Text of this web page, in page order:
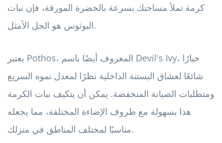
كرمة تملأ مساحتك بسرعة بالخضرة المورقة، فإن نبات
البوثوس هو الحل الأمثل.
يعتبر Pothos، المعروف أيضًا باسم Devil's Ivy، خيارًا
شائعًا لعشاق البستنة الداخلية نظرًا لمعدل نموه السريع
ومتطلبات الصيانة المنخفضة. يمكن أن يتكيف نبات الكرمة
هذا بسهولة مع ظروف الإضاءة المختلفة، مما يجعله
مناسبًا لمختلف المناطق في منزلك.